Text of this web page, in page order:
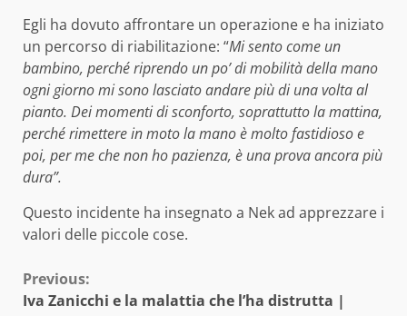
Egli ha dovuto affrontare un operazione e ha iniziato
un percorso di riabilitazione: “Mi sento come un
bambino, perché riprendo un po’ di mobilità della mano
ogni giorno mi sono lasciato andare più di una volta al
pianto. Dei momenti di sconforto, soprattutto la mattina,
perché rimettere in moto la mano è molto fastidioso e
poi, per me che non ho pazienza, è una prova ancora più
dura”.
Questo incidente ha insegnato a Nek ad apprezzare i
valori delle piccole cose.
Continue
Previous:
Iva Zanicchi e la malattia che l’ha distrutta |